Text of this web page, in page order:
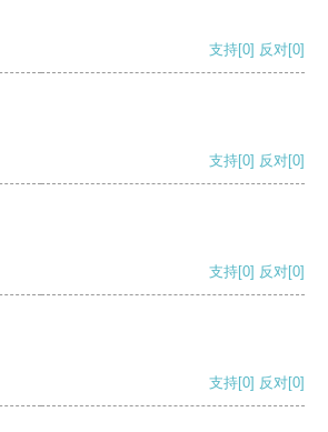
支持[0] 反对[0]
支持[0] 反对[0]
支持[0] 反对[0]
支持[0] 反对[0]